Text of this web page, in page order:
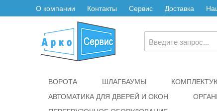
О компании Контакты Сервис Доставка
ВОРОТА ШЛАГБАУМЫ
АВТОМАТИКА ДЛЯ ДВЕРЕЙ И ОКОН